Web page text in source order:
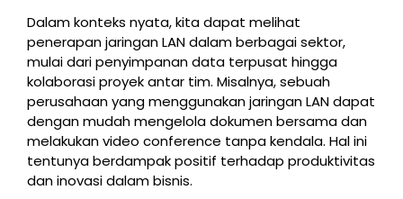
Dalam konteks nyata, kita dapat melihat
penerapan jaringan LAN dalam berbagai sektor,
mulai dari penyimpanan data terpusat hingga
kolaborasi proyek antar tim. Misalnya, sebuah
perusahaan yang menggunakan jaringan LAN dapat
dengan mudah mengelola dokumen bersama dan
melakukan video conference tanpa kendala. Hal ini
tentunya berdampak positif terhadap produktivitas
dan inovasi dalam bisnis.